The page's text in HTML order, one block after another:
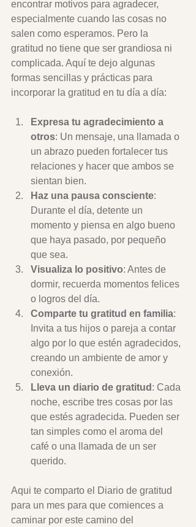
encontrar motivos para agradecer,
especialmente cuando las cosas no
salen como esperamos. Pero la
gratitud no tiene que ser grandiosa ni
complicada. Aquí te dejo algunas
formas sencillas y prácticas para
incorporar la gratitud en tu día a día:
Expresa tu agradecimiento a
otros: Un mensaje, una llamada o
un abrazo pueden fortalecer tus
relaciones y hacer que ambos se
sientan bien.
Haz una pausa consciente:
Durante el día, detente un
momento y piensa en algo bueno
que haya pasado, por pequeño
que sea.
Visualiza lo positivo: Antes de
dormir, recuerda momentos felices
o logros del día.
Comparte tu gratitud en familia:
Invita a tus hijos o pareja a contar
algo por lo que estén agradecidos,
creando un ambiente de amor y
conexión.
Lleva un diario de gratitud : Cada
noche, escribe tres cosas por las
que estés agradecida. Pueden ser
tan simples como el aroma del
café o una llamada de un ser
querido.
Aqui te comparto el Diario de gratitud
para un mes para que comiences a
caminar por este camino del